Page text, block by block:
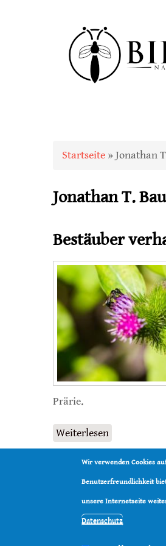
Sie sind hier
Startseite » Jonathan
Jonathan T.
Bestäuber
Prärie.
Weiterlesen
Wir verwenden Cookies
Benutzerfreundlichkeit
unsere Internetseite
Datenschutz